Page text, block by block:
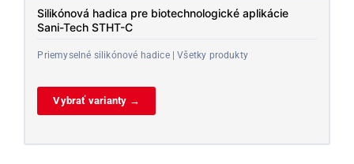
Silikónová hadica pre biotechnologické aplikácie
Sani-Tech STHT-C
Priemyselné silikónové hadice | Všetky produkty
Vybrať varianty →